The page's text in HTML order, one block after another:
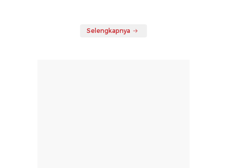
Selengkapnya